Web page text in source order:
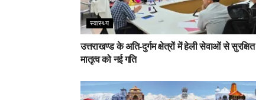
स्वास्थ्य
उत्तराखण्ड के अति-दुर्गम क्षेत्रों में हेली सेवाओं से सुरक्षित
मातृत्व को नई गति